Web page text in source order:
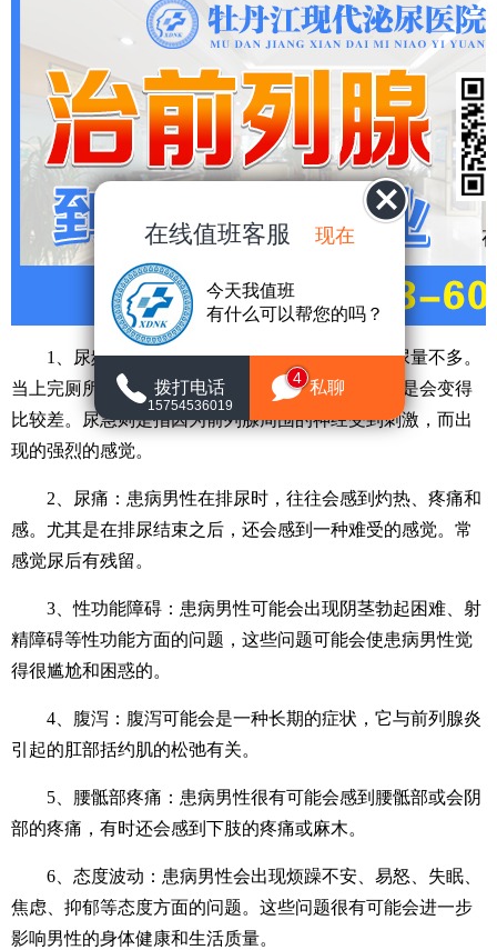
1、尿频尿急：患病男性会频繁有尿意，但排尿量不多。
当上完厕所憋不住尿的感觉会很明显，睡眠质量也是会变得
比较差。尿急则是指因为前列腺周围的神经受到刺激，而出
现的强烈的感觉。
2、尿痛：患病男性在排尿时，往往会感到灼热、疼痛和
感。尤其是在排尿结束之后，还会感到一种难受的感觉。常
感觉尿后有残留。
3、性功能障碍：患病男性可能会出现阴茎勃起困难、射
精障碍等性功能方面的问题，这些问题可能会使患病男性觉
得很尴尬和困惑的。
4、腹泻：腹泻可能会是一种长期的症状，它与前列腺炎
引起的肛部括约肌的松弛有关。
5、腰骶部疼痛：患病男性很有可能会感到腰骶部或会阴
部的疼痛，有时还会感到下肢的疼痛或麻木。
6、态度波动：患病男性会出现烦躁不安、易怒、失眠、
焦虑、抑郁等态度方面的问题。这些问题很有可能会进一步
影响男性的身体健康和生活质量。
在线值班客服 现在
今天我值班
有什么可以帮您的吗？
拨打电话
15754536019
4 私聊